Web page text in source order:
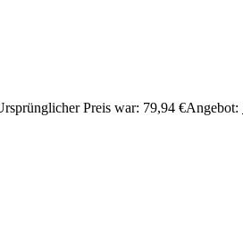
Preis war: 79,94 €Angebot: